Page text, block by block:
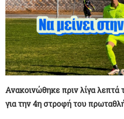
Ανακοινώθηκε πριν λίγα
για την 4η στροφή του